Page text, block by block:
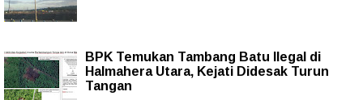
BPK Temukan Tambang Batu Ilegal di
Halmahera Utara, Kejati Didesak Turun
Tangan